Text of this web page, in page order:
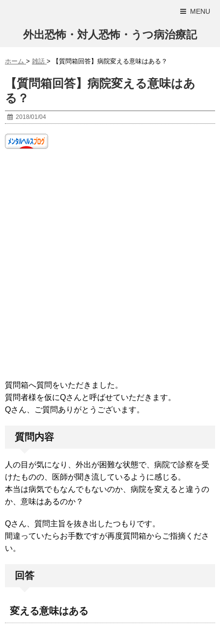
MENU
外出恐怖・対人恐怖・うつ病治療記
ホーム > 雑話 > 【質問箱回答】病院変える意味はある？
【質問箱回答】病院変える意味はあ
る？
2018/01/04
質問箱へ質問をいただきました。
質問者様を仮にQさんと呼ばせていただきます。
Qさん、ご質問ありがとうございます。
質問内容
人の目が気になり、外出が困難な状態で、病院で診察を受
けたものの、医師が聞き流しているように感じる。
本当は病気でもなんでもないのか、病院を変えると違うの
か、意味はあるのか？
Qさん、質問主旨を抜き出したつもりです。
間違っていたらお手数ですが再度質問箱からご指摘くださ
い。
回答
変える意味はある